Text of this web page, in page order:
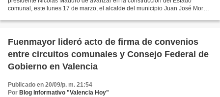
comunal, este lunes 17 de marzo, el alcalde del municipio Juan José Mora,
Fuenmayor lideró acto de firma de convenios
entre circuitos comunales y Consejo Federal de
Gobierno en Valencia
Publicado en 20/09/p. m. 21:54
Por Blog Informativo "Valencia Hoy"